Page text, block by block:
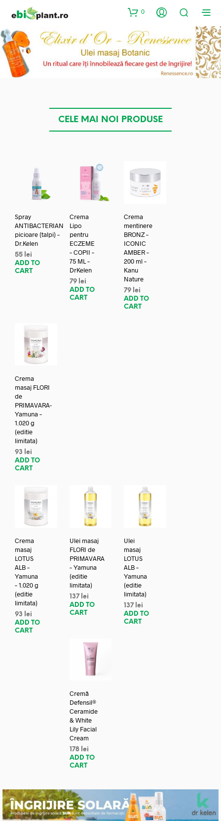
0
CELE MAI NOI PRODUSE
Spray
ANTIBACTERIAN
picioare (talpi) –
Dr.Kelen
55 lei
ADD TO
CART
Crema
Lipo
pentru
ECZEME
– COPII –
75 ML –
DrKelen
79 lei
ADD TO
CART
Crema
mentinere
BRONZ –
ICONIC
AMBER –
200 ml –
Kanu
Nature
79 lei
ADD TO
CART
Crema
masaj FLORI
de
PRIMAVARA-
Yamuna –
1.020 g
(editie
limitata)
93
lei
ADD TO
CART
Crema
masaj
LOTUS
ALB –
Yamuna
– 1.020 g
(editie
limitata)
93
lei
ADD TO
CART
Ulei masaj
FLORI de
PRIMAVARA
– Yamuna
(editie
limitata)
137 lei
ADD TO
CART
Ulei
masaj
LOTUS
ALB –
Yamuna
(editie
limitata)
137 lei
ADD TO
CART
Cremă
Defensil®
Ceramide
& White
Lily Facial
Cream
178 lei
ADD TO
CART